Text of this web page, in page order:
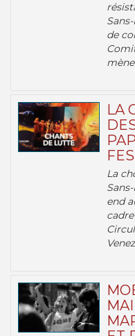
de
LA
La
end